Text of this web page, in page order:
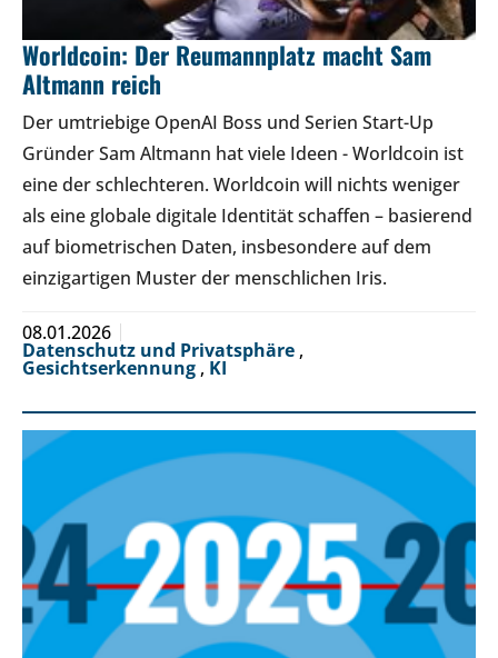
Worldcoin: Der Reumannplatz macht Sam
Altmann reich
Der umtriebige OpenAI Boss und Serien Start-Up
Gründer Sam Altmann hat viele Ideen - Worldcoin ist
eine der schlechteren. Worldcoin will nichts weniger
als eine globale digitale Identität schaffen – basierend
auf biometrischen Daten, insbesondere auf dem
einzigartigen Muster der menschlichen Iris.
08.01.2026
Datenschutz und Privatsphäre ,
Gesichtserkennung , KI